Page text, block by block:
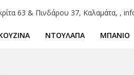
63 & Πινδάρου 37, Καλαμάτα, ,
ΝΤΟΥΛΑΠΑ ΜΠΑΝΙΟ